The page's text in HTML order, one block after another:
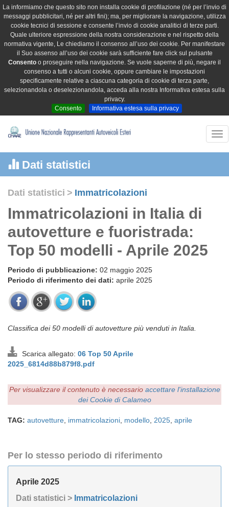
La informiamo che questo sito non installa cookie di profilazione (né per l’invio di
messaggi pubblicitari, né per altri fini); ma, per migliorare la navigazione, utilizza
cookie tecnici di sessione e consente l’invio di cookie analitici di terze parti.
Quale ulteriore espressione della nostra considerazione e nel rispetto della
normativa vigente, Le chiediamo il consenso all’uso dei cookie. Per manifestare
il Suo assenso all’uso dei cookie sarà sufficiente fare click sul pulsante
Consento o proseguire nella navigazione. Se vuole saperne di più, negare il
consenso a tutti o alcuni cookie, oppure cambiare le impostazioni
specificamente relative a ciascuna categoria di cookie di terza parte,
selezionandola o deselezionandola, acceda alla nostra Informativa estesa sulla
privacy.
Consento
Informativa estesa sulla privacy
Dati statistici
Dati statistici > Immatricolazioni
Immatricolazioni in Italia di
autovetture e fuoristrada:
Top 50 modelli - Aprile 2025
Periodo di pubblicazione: 02 maggio 2025
Periodo di riferimento dei dati: aprile 2025
Classifica dei 50 modelli di autovetture più venduti in Italia.
Scarica allegato: 06 Top 50 Aprile
2025_6814d88b879f8.pdf
Per visualizzare il contenuto è necessario accettare l'installazione
dei Cookie di Calameo
TAG: autovetture immatricolazioni modello 2025 aprile
Per lo stesso periodo di riferimento
Aprile 2025
Dati statistici > Immatricolazioni